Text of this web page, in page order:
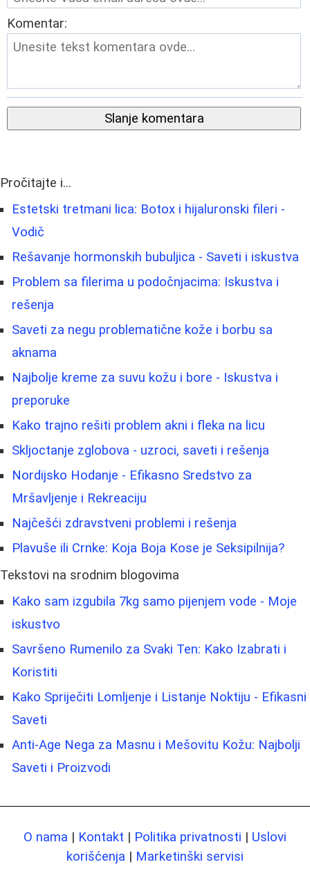
Komentar:
Slanje komentara
Pročitajte i...
Estetski tretmani lica: Botox i hijaluronski fileri -
Vodič
Rešavanje hormonskih bubuljica - Saveti i iskustva
Problem sa filerima u podočnjacima: Iskustva i
rešenja
Saveti za negu problematične kože i borbu sa
aknama
Najbolje kreme za suvu kožu i bore - Iskustva i
preporuke
Kako trajno rešiti problem akni i fleka na licu
Skljoctanje zglobova - uzroci, saveti i rešenja
Nordijsko Hodanje - Efikasno Sredstvo za
Mršavljenje i Rekreaciju
Najčešći zdravstveni problemi i rešenja
Plavuše ili Crnke: Koja Boja Kose je Seksipilnija?
Tekstovi na srodnim blogovima
Kako sam izgubila 7kg samo pijenjem vode - Moje
iskustvo
Savršeno Rumenilo za Svaki Ten: Kako Izabrati i
Koristiti
Kako Spriječiti Lomljenje i Listanje Noktiju - Efikasni
Saveti
Anti-Age Nega za Masnu i Mešovitu Kožu: Najbolji
Saveti i Proizvodi
O nama | Kontakt | Politika privatnosti | Uslovi
korišćenja | Marketinški servisi